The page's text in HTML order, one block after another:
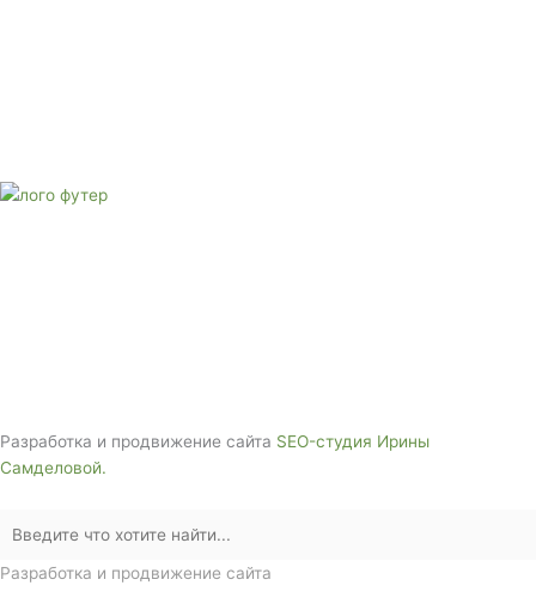
Разработка и продвижение сайта SEO-студия Ирины
Самделовой.
Разработка и продвижение сайта